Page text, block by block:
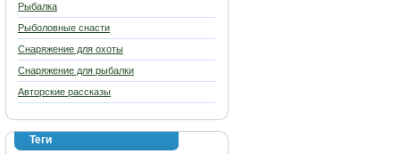
Рыбалка
Рыболовные снасти
Снаряжение для охоты
Снаряжение для рыбалки
Авторские рассказы
Теги